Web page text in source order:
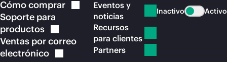
Cómocomprar
Soporte para
productos
Ventas por correo
electrónico
Eventos y
noticias
Recursos
para clientes
Partners
Inactivo Activo